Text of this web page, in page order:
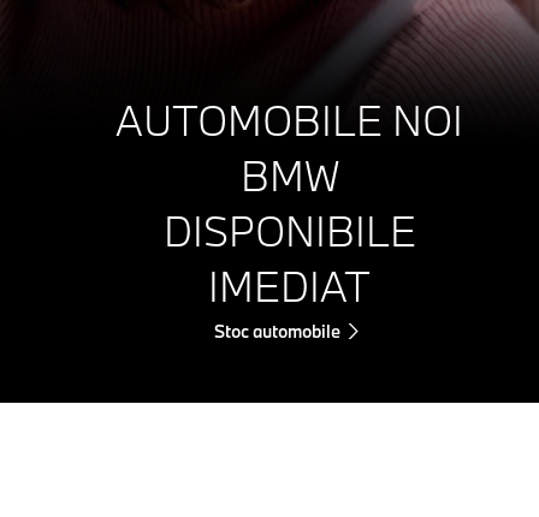
AUTOMOBILE NOI
BMW
DISPONIBILE
IMEDIAT
Stoc automobile